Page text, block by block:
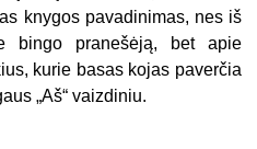
knygos pavadinimas, nes iš
bingo pranešėją, bet apie
kurie basas kojas paverčia
„Aš“ vaizdiniu.